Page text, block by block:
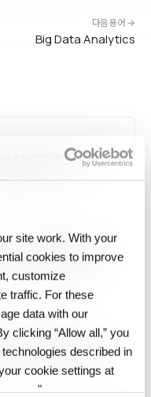
site work. With your
cookies to improve
customize
traffic. For these
data with our
clicking “Allow all,” you
described in
cookie settings at
다음 용어 →
Big Data Analytics
·다양한 데이터셋에서
. 금융 사기 탐지, 의료
로덕션에 배포된 특정
데이터 버전, 환경 설정,
로 보존하면 이후 동일
할 수 있어, 엔터프라이즈 AI
그래프, 지도, 대시보드
드·이상치를 직관적으로
BI, Matplotlib, D3.js,
단순 미적 표현이 아니라